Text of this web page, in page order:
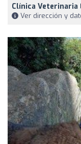
Clínica Veterinaria
Ver dirección y